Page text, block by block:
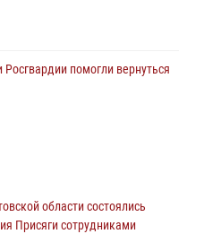
помогли вернуться
ключей от новых
разрешительной
области состоялись
Присяги сотрудниками